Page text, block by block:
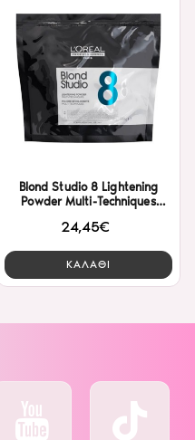
Blond Studio 8 Lightening
Powder Multi-Techniques
24,45€
ΚΑΛΑΘΙ